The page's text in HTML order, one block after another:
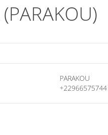
PARAKOU
+22966575744